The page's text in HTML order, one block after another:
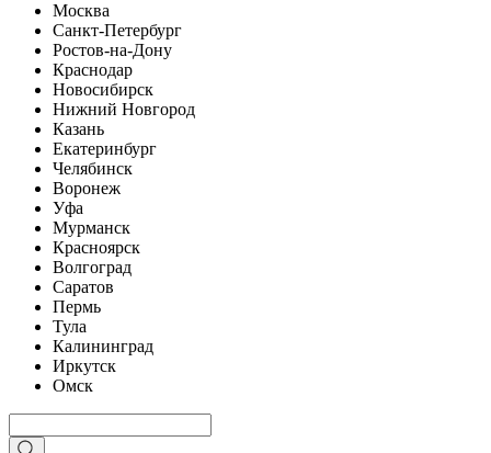
Москва
Санкт-Петербург
Ростов-на-Дону
Краснодар
Новосибирск
Нижний Новгород
Казань
Екатеринбург
Челябинск
Воронеж
Уфа
Мурманск
Красноярск
Волгоград
Саратов
Пермь
Тула
Калининград
Иркутск
Омск